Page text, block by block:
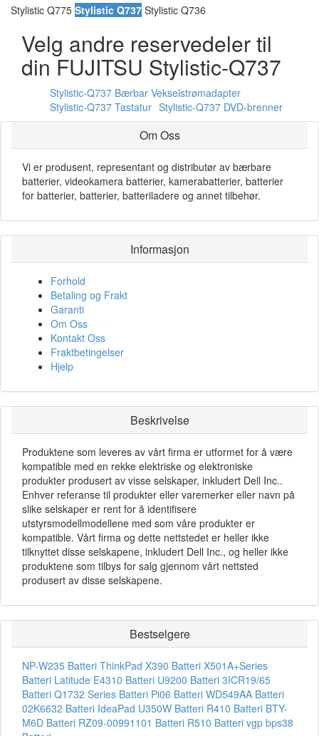
Stylistic Q775 Stylistic Q737 Stylistic Q736
Velg andre reservedeler til
din FUJITSU Stylistic-Q737
Stylistic-Q737 Bærbar Vekselstrømadapter
Stylistic-Q737 Tastatur Stylistic-Q737 DVD-brenner
Om Oss
Vi er produsent, representant og distributør av bærbare
batterier, videokamera batterier, kamerabatterier, batterier
for batterier, batterier, batteriladere og annet tilbehør.
Informasjon
Forhold
Betaling og Frakt
Garanti
Om Oss
Kontakt Oss
Fraktbetingelser
Hjelp
Beskrivelse
Produktene som leveres av vårt firma er utformet for å være
kompatible med en rekke elektriske og elektroniske
produkter produsert av visse selskaper, inkludert Dell Inc..
Enhver referanse til produkter eller varemerker eller navn på
slike selskaper er rent for å identifisere
utstyrsmodellmodellene med som våre produkter er
kompatible. Vårt firma og dette nettstedet er heller ikke
tilknyttet disse selskapene, inkludert Dell Inc., og heller ikke
produktene som tilbys for salg gjennom vårt nettsted
produsert av disse selskapene.
Bestselgere
NP-W235 Batteri ThinkPad X390 Batteri X501A+Series
Batteri Latitude E4310 Batteri U9200 Batteri 3ICR19/65
Batteri Q1732 Series Batteri Pi06 Batteri WD549AA Batteri
02K6632 Batteri IdeaPad U350W Batteri R410 Batteri BTY-
M6D Batteri RZ09-00991101 Batteri R510 Batteri vgp bps38